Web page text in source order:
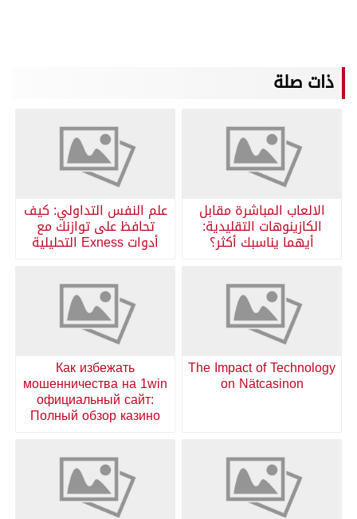
ذات صلة
الالعاب المباشرة مقابل
الكازينوهات التقليدية:
أيهما يناسبك أكثر؟
علم النفس التداولي: كيف
تحافظ على توازنك مع
أدوات Exness التحليلية
The Impact of Technology
on Nätcasinon
Как избежать
мошенничества на 1win
официальный сайт:
Полный обзор казино